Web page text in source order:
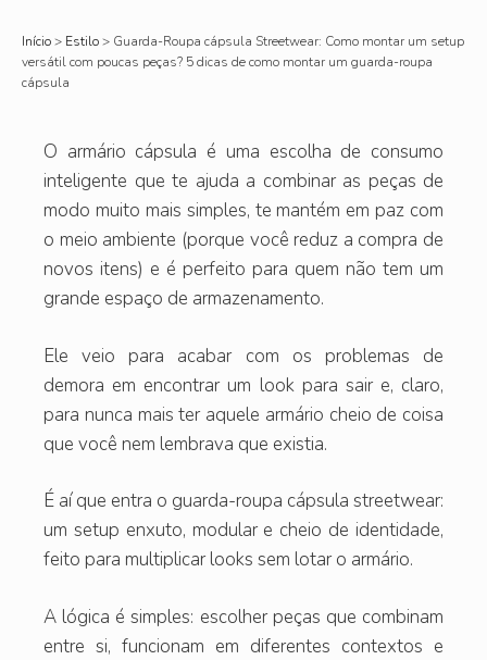
Início> Estilo> Guarda-Roupa cápsula Streetwear: Como montar um setup
versátil com poucas peças? 5 dicas de como montar um guarda-roupa
cápsula
O armário cápsula é uma escolha de consumo
inteligente que te ajuda a combinar as peças de
modo muito mais simples, te mantém em paz com
o meio ambiente (porque você reduz a compra de
novos itens) e é perfeito para quem não tem um
grande espaço de armazenamento.
Ele veio para acabar com os problemas de
demora em encontrar um look para sair e, claro,
para nunca mais ter aquele armário cheio de coisa
que você nem lembrava que existia.
É aí que entra o guarda-roupa cápsula streetwear:
um setup enxuto, modular e cheio de identidade,
feito para multiplicar looks sem lotar o armário.
A lógica é simples: escolher peças que combinam
entre si, funcionam em diferentes contextos e